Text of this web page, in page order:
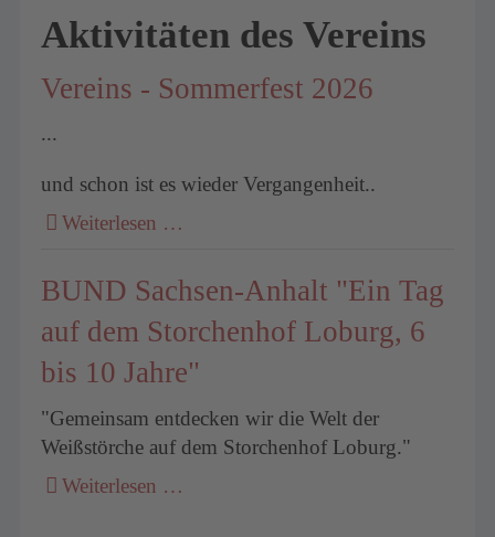
Aktivitäten des Vereins
Vereins - Sommerfest 2026
...
und schon ist es wieder Vergangenheit..
Weiterlesen …
BUND Sachsen-Anhalt "Ein Tag
auf dem Storchenhof Loburg, 6
bis 10 Jahre"
"Gemeinsam entdecken wir die Welt der
Weißstörche auf dem Storchenhof Loburg."
Weiterlesen …